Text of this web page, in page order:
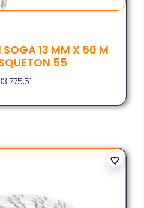
SOGA 13 MM X 50 M
55